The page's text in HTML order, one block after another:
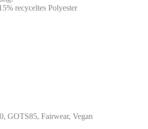
recyceltes Polyester
GOTS85, Fairwear, Vegan